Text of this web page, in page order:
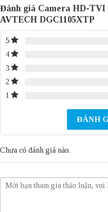
Đánh giá Camera HD-TVI
AVTECH DGC1105XTP
5
4
3
2
1
ĐÁNH
Chưa có đánh giá nào.